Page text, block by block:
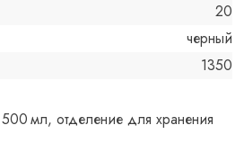
20
черный
1350
мл, отделение для хранения